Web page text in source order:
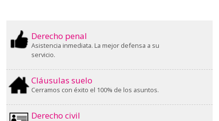
Derecho penal
Asistencia inmediata. La mejor defensa a su
servicio.
Cláusulas suelo
Cerramos con éxito el 100% de los asuntos.
Derecho civil